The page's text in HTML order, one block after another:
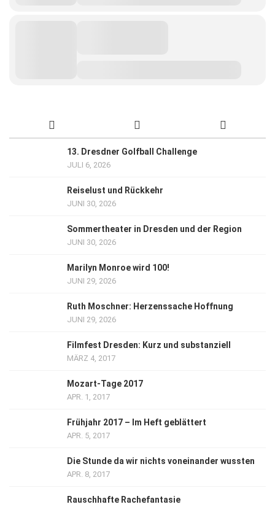
13. Dresdner Golfball Challenge
JULI 6, 2026
Reiselust und Rückkehr
JUNI 30, 2026
Sommertheater in Dresden und der Region
JUNI 30, 2026
Marilyn Monroe wird 100!
JUNI 29, 2026
Ruth Moschner: Herzenssache Hoffnung
JUNI 29, 2026
Filmfest Dresden: Kurz und substanziell
MÄRZ 4, 2017
Mozart-Tage 2017
APR. 1, 2017
Frühjahr 2017 – Im Heft geblättert
APR. 5, 2017
Die Stunde da wir nichts voneinander wussten
APR. 8, 2017
Rauschhafte Rachefantasie